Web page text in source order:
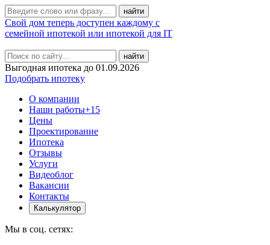
Свой дом теперь доступен каждому с
семейной ипотекой или ипотекой для IT
найти
Выгодная ипотека до 01.09.2026
Подобрать ипотеку
О компании
Наши работы+15
Цены
Проектирование
Ипотека
Отзывы
Услуги
Видеоблог
Вакансии
Контакты
Калькулятор
Мы в соц. сетях: